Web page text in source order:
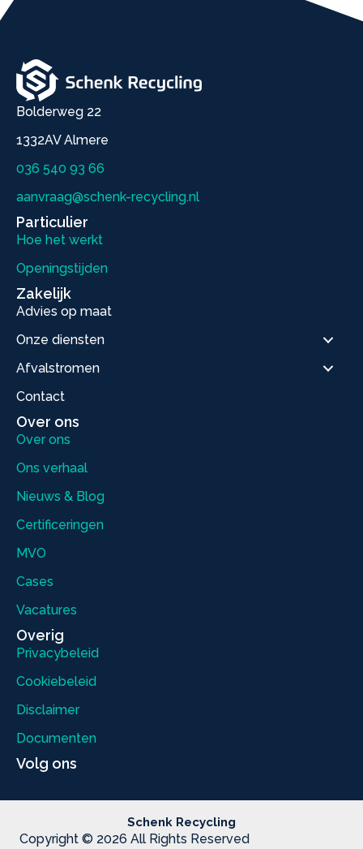
Bolderweg 22
1332AV Almere
036 540 93 66
aanvraag@schenk-recycling.nl
Particulier
Hoe het werkt
Openingstijden
Zakelijk
Advies op maat
Onze diensten
Afvalstromen
Contact
Over ons
Over ons
Ons verhaal
Nieuws & Blog
Certificeringen
MVO
Cases
Vacatures
Overig
Privacybeleid
Cookiebeleid
Disclaimer
Documenten
Volg ons
Schenk Recycling
Copyright © 2026 All Rights Reserved